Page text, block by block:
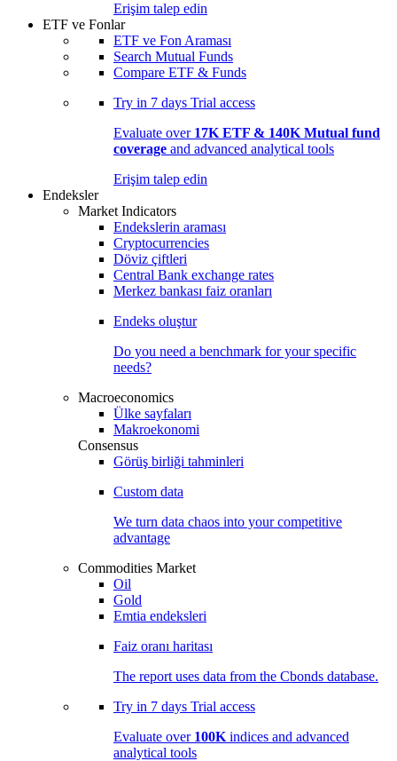
Erişim talep edin
ETF ve Fonlar
ETF ve Fon Araması
Search Mutual Funds
Compare ETF & Funds
Try in 7 days Trial access
Evaluate over 17K ETF & 140K Mutual fund
coverage and advanced analytical tools
Erişim talep edin
Endeksler
Market Indicators
Endekslerin araması
Cryptocurrencies
Döviz çiftleri
Central Bank exchange rates
Merkez bankası faiz oranları
Endeks oluştur
Do you need a benchmark for your specific
needs?
Macroeconomics
Ülke sayfaları
Makroekonomi
Consensus
Görüş birliği tahminleri
Custom data
We turn data chaos into your competitive
advantage
Commodities Market
Oil
Gold
Emtia endeksleri
Faiz oranı haritası
The report uses data from the Cbonds database.
Try in 7 days Trial access
Evaluate over 100K indices and advanced
analytical tools